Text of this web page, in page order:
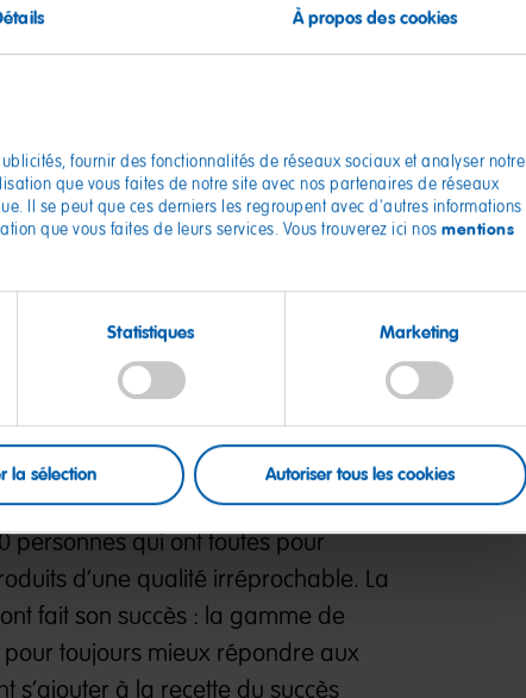
À propos des cookies
fournir des fonctionnalités de réseaux sociaux et analyser notre
que vous faites de notre site avec nos partenaires de réseaux
Il se peut que ces derniers les regroupent avec d'autres informations
que vous faites de leurs services. Vous trouverez ici nos mentions
Statistiques Marketing
la sélection Autoriser tous les cookies
allemand : en tant que leader
fruits et à la réglisse, HARIBO est
possède 16 sites de production
personnes qui ont toutes pour
d’une qualité irréprochable. La
fait son succès : la gamme de
pour toujours mieux répondre aux
s’ajouter à la recette du succès